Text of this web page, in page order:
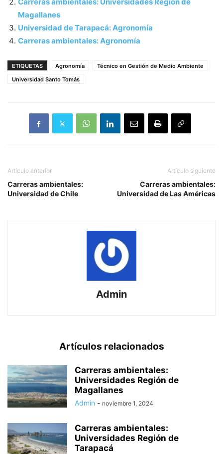
Magallanes
Universidad de Tarapacá: Agronomía
Carreras ambientales: Agronomía
ETIQUETAS Agronomía
Técnico en Gestión de Medio Ambiente
Universidad Santo Tomás
Artículo anterior
Carreras ambientales:
Universidad de Chile
Artículo siguiente
Carreras ambientales:
Universidad de Las Américas
Admin
Artículos relacionados
Carreras ambientales:
Universidades Región de
Magallanes
Admin - noviembre 1, 2024
Carreras ambientales:
Universidades Región de
Tarapacá